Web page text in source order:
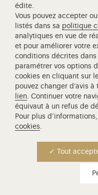
du domaine
programme
améliorer l'accueil
des services
EXPOSITION
édite.
Vous pouvez accepter
listés dans sa politique
analytiques en vue de
et pour améliorer votre
conditions décrites
paramétrer vos options
cookies en cliquant sur
pouvez changer d’avis
lien. Continuer votre
équivaut à un refus de
Pour plus
cookies.
Tout